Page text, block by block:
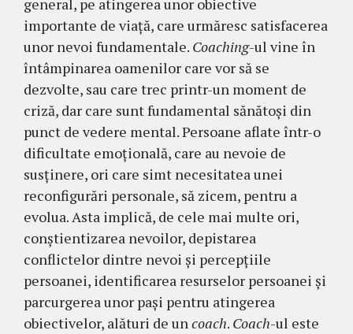
general, pe atingerea unor obiective
importante de viață, care urmăresc satisfacerea
unor nevoi fundamentale. Coaching-ul vine în
întâmpinarea oamenilor care vor să se
dezvolte, sau care trec printr-un moment de
criză, dar care sunt fundamental sănătoși din
punct de vedere mental. Persoane aflate într-o
dificultate emoţională, care au nevoie de
susținere, ori care simt necesitatea unei
reconfigurări personale, să zicem, pentru a
evolua. Asta implică, de cele mai multe ori,
conștientizarea nevoilor, depistarea
conflictelor dintre nevoi și percepțiile
persoanei, identificarea resurselor persoanei şi
parcurgerea unor paşi pentru atingerea
obiectivelor, alături de uncoach. Coach-ul este